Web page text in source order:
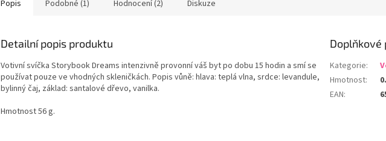
Popis Podobné (1) Hodnocení (2) Diskuze
Detailní popis produktu
Votivní svíčka Storybook Dreams intenzivně provonní váš byt po dobu 15 hodin a smí se
používat pouze ve vhodných skleničkách. Popis vůně: hlava: teplá vlna, srdce: levandule,
bylinný čaj, základ: santalové dřevo, vanilka.
Hmotnost 56 g.
Kategorie:
Hmotnost:
EAN: